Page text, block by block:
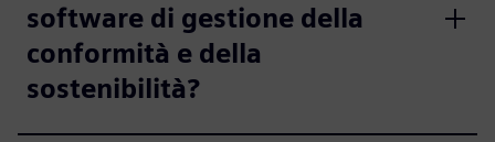
software di gestione della
conformità e della
sostenibilità?